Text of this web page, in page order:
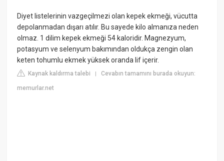
Diyet listelerinin vazgeçilmezi olan kepek ekmeği, vücutta
depolanmadan dışarı atılır. Bu sayede kilo almanıza neden
olmaz. 1 dilim kepek ekmeği 54 kaloridir. Magnezyum,
potasyum ve selenyum bakımından oldukça zengin olan
keten tohumlu ekmek yüksek oranda lif içerir.
Kaynak kaldırma talebi |Cevabın tamamını burada okuyun:
memurlar.net